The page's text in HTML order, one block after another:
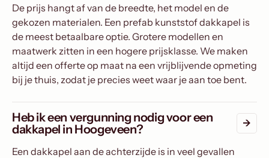
De prijs hangt af van de breedte, het model en de
gekozen materialen. Een prefab kunststof dakkapel is
de meest betaalbare optie. Grotere modellen en
maatwerk zitten in een hogere prijsklasse. We maken
altijd een offerte op maat na een vrijblijvende opmeting
bij je thuis, zodat je precies weet waar je aan toe bent.
Heb ik een vergunning nodig voor een
dakkapel in Hoogeveen?
Een dakkapel aan de achterzijde is in veel gevallen